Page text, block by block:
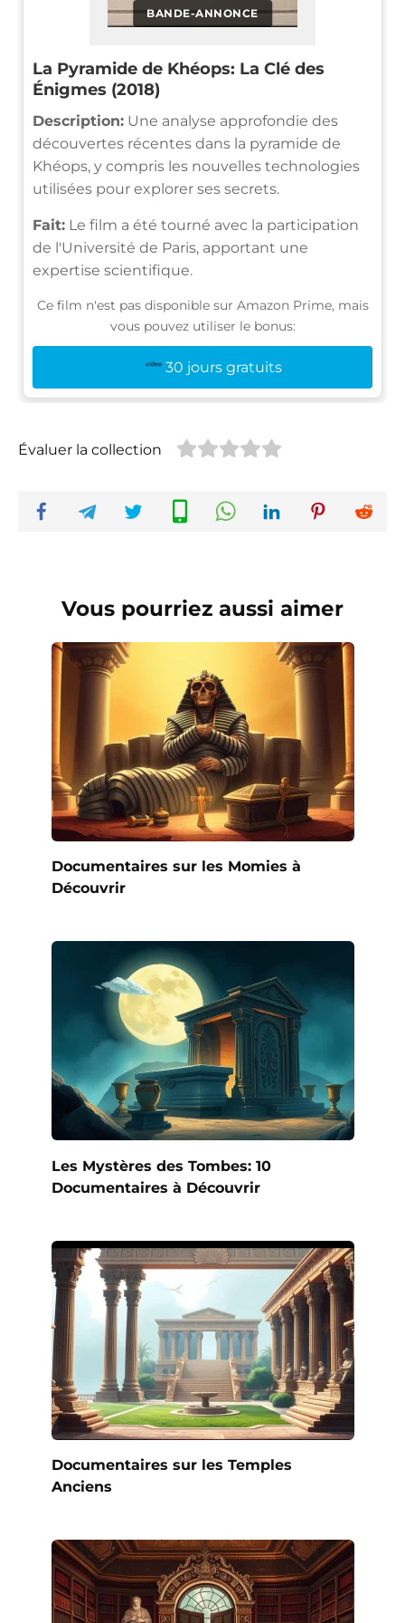
BANDE-ANNONCE
La Pyramide de Khéops: La Clé des
Énigmes (2018)
Description: Une analyse approfondie des
découvertes récentes dans la pyramide de
Khéops, y compris les nouvelles technologies
utilisées pour explorer ses secrets.
Fait: Le film a été tourné avec la participation
de l'Université de Paris, apportant une
expertise scientifique.
Ce film n'est pas disponible sur Amazon Prime, mais
vous pouvez utiliser le bonus:
30 jours gratuits
Évaluer la collection
Vous pourriez aussi aimer
Documentaires sur les Momies à
Découvrir
Les Mystères des Tombes: 10
Documentaires à Découvrir
Documentaires sur les Temples
Anciens